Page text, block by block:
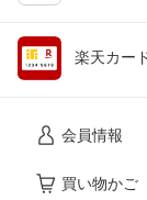
楽天カー
会員情報
買い物かご